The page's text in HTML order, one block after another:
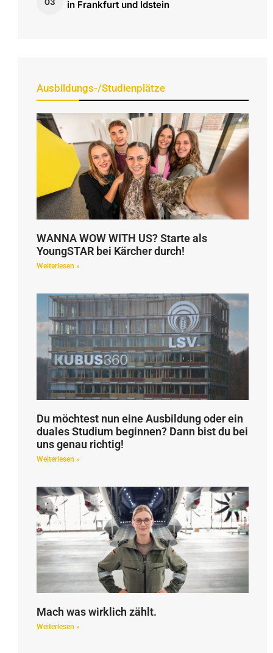
in Frankfurt und Idstein
Ausbildungs-/Studienplätze
WANNA WOW WITH US? Starte als
YoungSTAR bei Kärcher durch!
Weiterlesen »
Du möchtest nun eine Ausbildung oder ein
duales Studium beginnen? Dann bist du bei
uns genau richtig!
Weiterlesen »
Mach was wirklich zählt.
Weiterlesen »